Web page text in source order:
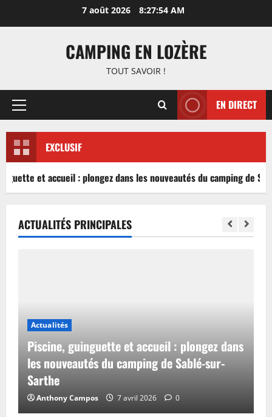
7 août 2026 8:27:55 AM
CAMPING EN LOZÈRE
TOUT SAVOIR !
Menu
EN DIRECT
EXCLUSIF
et accueil : plongez dans les nouveautés du camping de
ACTUALITÉS PRINCIPALES
Actualités
Piscine, guinguette et accueil : plongez dans
les nouveautés du camping de Sablé-sur-
Sarthe
Anthony Campos 7 avril 2026 0